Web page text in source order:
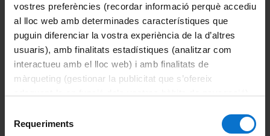
vostres preferències (recordar informació perquè accediu
al lloc web amb determinades característiques que
puguin diferenciar la vostra experiència de la d’altres
usuaris), amb finalitats estadístiques (analitzar com
interactueu amb el lloc web) i amb finalitats de
màrqueting (gestionar la publicitat que s’ofereix
consultar laPolítica de galetes del lloc web de la
Requeriments
More information
LASER- Micro and
Nanotechnology and
Electrophotonic Devices (MIND)